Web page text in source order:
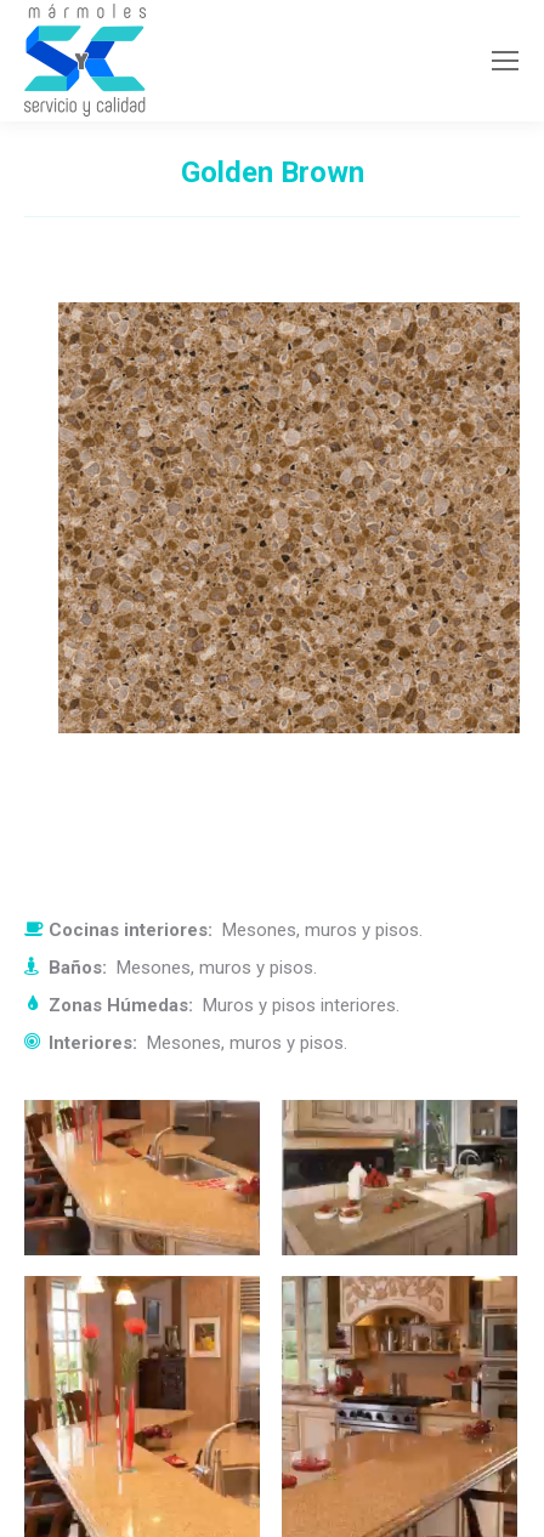
Golden Brown
Cocinas interiores: Mesones, muros y pisos.
Baños: Mesones, muros y pisos.
Zonas Húmedas: Muros y pisos interiores.
Interiores: Mesones, muros y pisos.